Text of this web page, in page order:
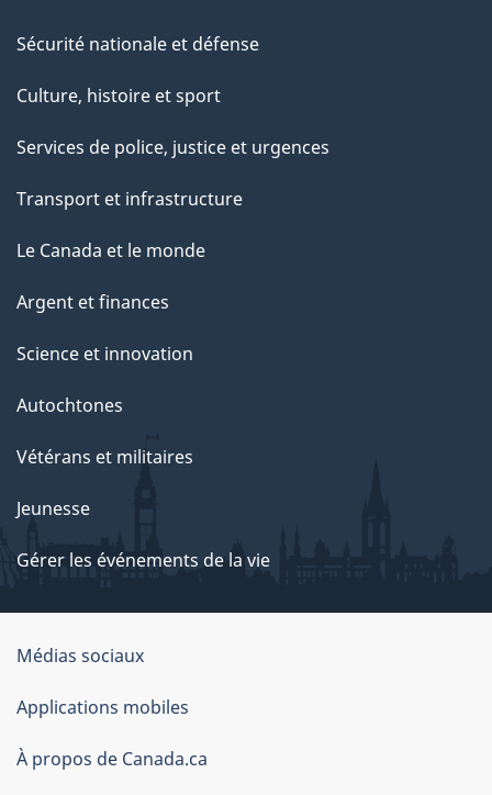
Sécurité nationale et défense
Culture, histoire et sport
Services de police, justice et urgences
Transport et infrastructure
Le Canada et le monde
Argent et finances
Science et innovation
Autochtones
Vétérans et militaires
Jeunesse
Gérer les événements de la vie
Organisation
du
gouvernement
du
Médias sociaux
Applications mobiles
À propos de Canada.ca